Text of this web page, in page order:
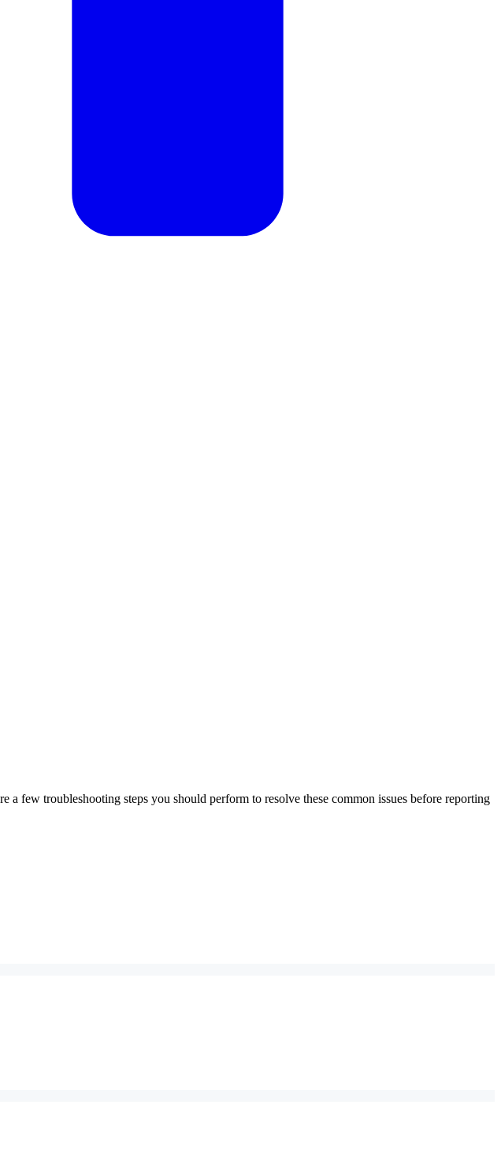
a few troubleshooting steps you should perform to resolve these common issues before reporting